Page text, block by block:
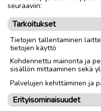
Takaisin ylös
Hilla Group Oyj
seuraaviin:
Tarkoitukset
Tietojen tallentaminen
tietojen käyttö
Kohdennettu mainonta ja
sisällön mittaaminen sekä
Palvelujen kehittäminen ja
Erityisominaisuudet